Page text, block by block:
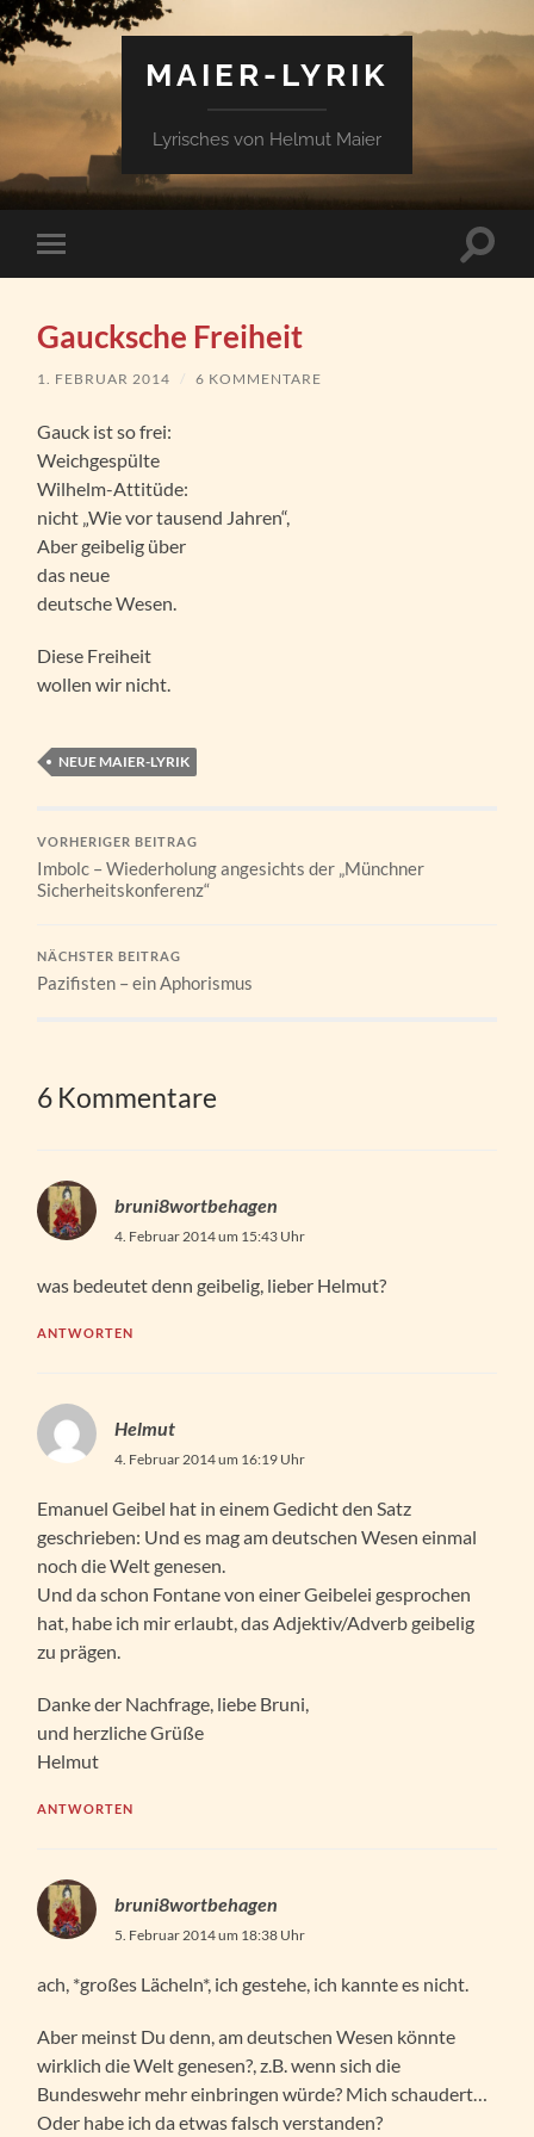
MAIER-LYRIK
Lyrisches von Helmut Maier
Mobile-
Menü
Gaucksche Freiheit
1. FEBRUAR 2014 / 6 KOMMENTARE
Gauck ist so frei:
Weichgespülte
Wilhelm-Attitüde:
nicht „Wie vor tausend Jahren“,
Aber geibelig über
das neue
deutsche Wesen.
Diese Freiheit
wollen wir nicht.
NEUE MAIER-LYRIK
VORHERIGER BEITRAG
Imbolc – Wiederholung angesichts der „Münchner
Sicherheitskonferenz“
NÄCHSTER BEITRAG
Pazifisten – ein Aphorismus
6 Kommentare
bruni8wortbehagen
4. Februar 2014 um 15:43 Uhr
was bedeutet denn geibelig, lieber Helmut?
ANTWORTEN
Helmut
4. Februar 2014 um 16:19 Uhr
Emanuel Geibel hat in einem Gedicht den Satz
geschrieben: Und es mag am deutschen Wesen einmal
noch die Welt genesen.
Und da schon Fontane von einer Geibelei gesprochen
hat, habe ich mir erlaubt, das Adjektiv/Adverb geibelig
zu prägen.
Danke der Nachfrage, liebe Bruni,
und herzliche Grüße
Helmut
ANTWORTEN
bruni8wortbehagen
5. Februar 2014 um 18:38 Uhr
ach, *großes Lächeln*, ich gestehe, ich kannte es nicht.
Aber meinst Du denn, am deutschen Wesen könnte
wirklich die Welt genesen?, z.B. wenn sich die
Bundeswehr mehr einbringen würde? Mich schaudert…
Oder habe ich da etwas falsch verstanden?